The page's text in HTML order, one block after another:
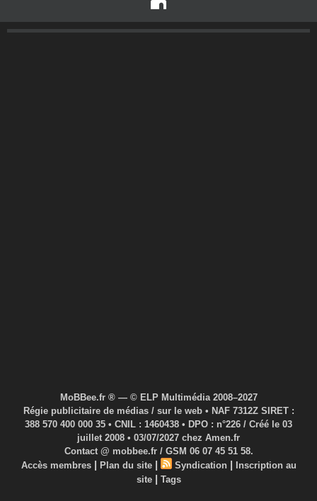
MoBBee.fr ® — © ELP Multimédia 2008–2027
Régie publicitaire de médias / sur le web • NAF 7312Z SIRET :
388 570 400 000 35 • CNIL : 1460438 • DPO : n°226 / Créé le 03
juillet 2008 • 03/07/2027 chez Amen.fr
Contact @ mobbee.fr / GSM 06 07 45 51 58.
Accès membres | Plan du site | Syndication |
Inscription au
site | Tags